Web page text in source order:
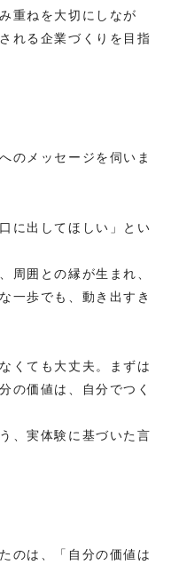
重ねを大切にしなが
れる企業づくりを目指
のメッセージを伺いま
に出してほしい」とい
周囲との縁が生まれ、
一歩でも、動き出すき
くても大丈夫。まずは
の価値は、自分でつく
、実体験に基づいた言
のは、「自分の価値は